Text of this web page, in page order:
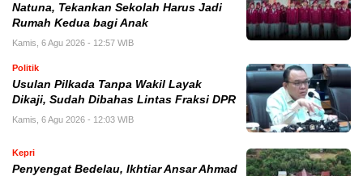
Natuna, Tekankan Sekolah Harus Jadi
Rumah Kedua bagi Anak
Kamis, 6 Agu 2026 - 12:57 WIB
Politik
Usulan Pilkada Tanpa Wakil Layak
Dikaji, Sudah Dibahas Lintas Fraksi DPR
Kamis, 6 Agu 2026 - 12:03 WIB
Kepri
Penyengat Bedelau, Ikhtiar Ansar Ahmad